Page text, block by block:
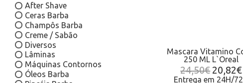
Mascara Vitamino
250 ML L`Oreal
24,50€ 20,82€
Entrega em 24H/
After Shave
Ceras Barba
Champôs Barba
Creme / Sabão
Diversos
Lâminas
Máquinas Contornos
Óleos Barba